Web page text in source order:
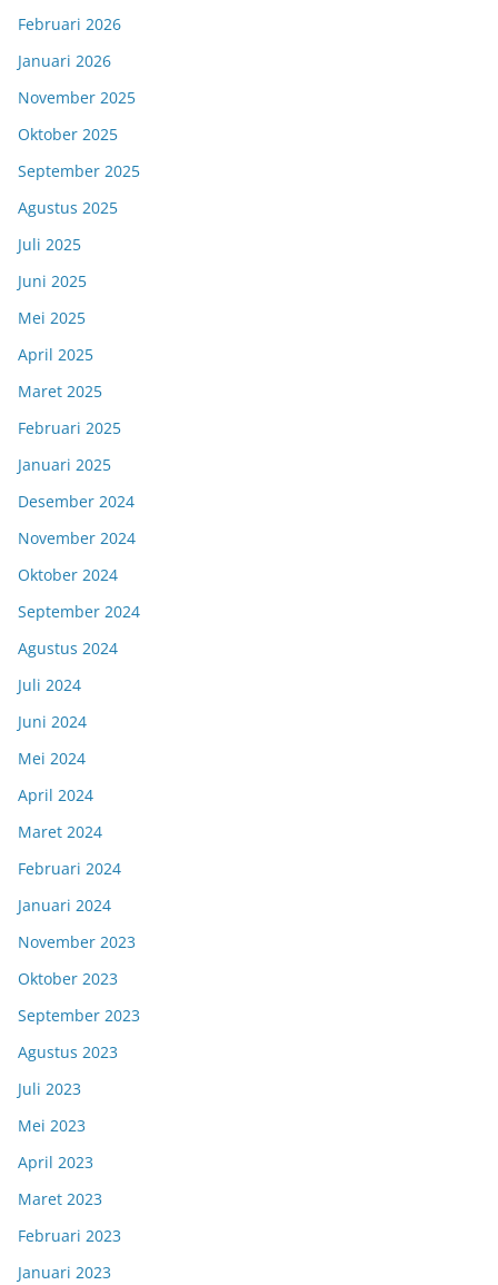
Februari 2026
Januari 2026
November 2025
Oktober 2025
September 2025
Agustus 2025
Juli 2025
Juni 2025
Mei 2025
April 2025
Maret 2025
Februari 2025
Januari 2025
Desember 2024
November 2024
Oktober 2024
September 2024
Agustus 2024
Juli 2024
Juni 2024
Mei 2024
April 2024
Maret 2024
Februari 2024
Januari 2024
November 2023
Oktober 2023
September 2023
Agustus 2023
Juli 2023
Mei 2023
April 2023
Maret 2023
Februari 2023
Januari 2023